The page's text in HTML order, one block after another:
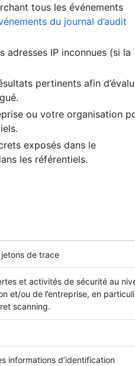
tous les événements
du journal d’audit
IP inconnues (si la
pertinents afin
ou votre organisation
exposés dans le
les référentiels.
de trace
et activités de sécurité au
et/ou de l’entreprise, en
scanning.
informations d’identification